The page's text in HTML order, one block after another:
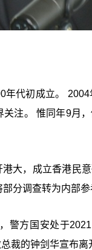
年代初成立。
注。 惟同年9月
大，成立香港民
分调查转为内部参
警方国安处于
裁的钟剑华宣布